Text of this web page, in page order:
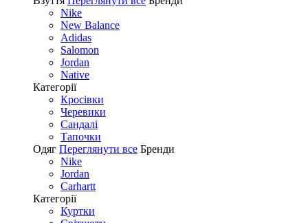
Nike
New Balance
Adidas
Salomon
Jordan
Native
Категорії
Кросівки
Черевики
Сандалі
Tапочки
Одяг Переглянути все Бренди
Nike
Jordan
Carhartt
Категорії
Куртки